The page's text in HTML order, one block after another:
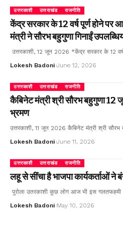
उत्तरकाशी उत्तराखंड राजनीति
केंद्र सरकार के 12 वर्ष पूर्ण होने पर
मंत्री ने सौरभ बहुगुणा गिनाईं
उत्तरकाशी, 12 जून 2026 *केंद्र सरकार के 12
Lokesh Badoni June 12, 2026
उत्तरकाशी उत्तराखंड राजनीति
कैबिनेट मंत्री श्री सौरभ बहुगुणा
भ्रमण
उत्तरकाशी, 11 जून 2026 कैबिनेट मंत्री श्री
Lokesh Badoni June 11, 2026
उत्तरकाशी उत्तराखंड राजनीति
लहू से सींचा है भाजपा कार्यकर्ताओं ने
पुरोला उतरकाशी कुछ लोग आज भी इस
Lokesh Badoni May 10, 2026